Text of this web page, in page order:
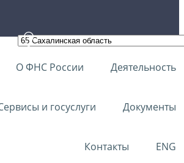
О ФНС России Деятельность
и госуслуги Документы
Контакты ENG